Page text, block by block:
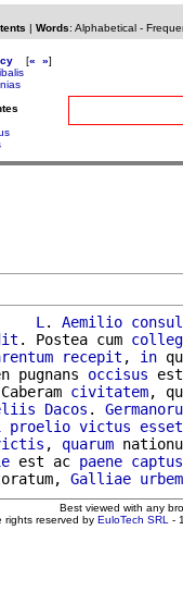
| Words: Alphabetical-
[« »]
L . Aemilio
. Postea cum
recepit , in
pugnans occisus
civitatem,
Dacos .
proelio victus
esset
, quarum
est ac paene captus
Galliae urbem
Best viewed with any
rights reserved by EuloTech SRL -